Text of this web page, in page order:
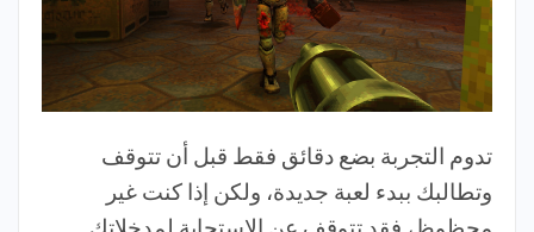
تدوم التجربة بضع دقائق فقط قبل أن تتوقف
وتطالبك ببدء لعبة جديدة، ولكن إذا كنت غير